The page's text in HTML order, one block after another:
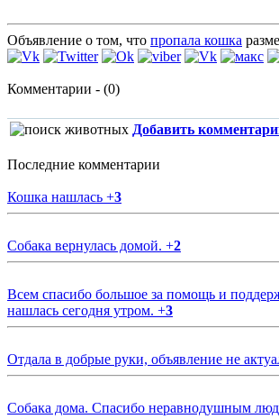
Объявление о том, что пропала кошка
Комментарии - (0)
Добавить
Последние комментарии
Кошка нашлась +3
Собака вернулась домой. +2
Всем спасибо большое за помощь и
нашлась сегодня утром. +3
Отдала в добрые руки, объявление не
Собака дома. Спасибо неравнодушным